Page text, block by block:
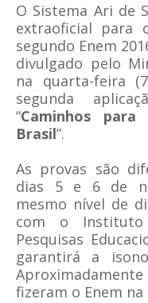
O Sistema Ari de
extraoficial para
segundo Enem
divulgado pelo
na quarta-feira
segunda
“Caminhos
Brasil”.
As provas são
dias 5 e 6 de
mesmo nível de
com o
Pesquisas
garantirá a
fizeram o Enem